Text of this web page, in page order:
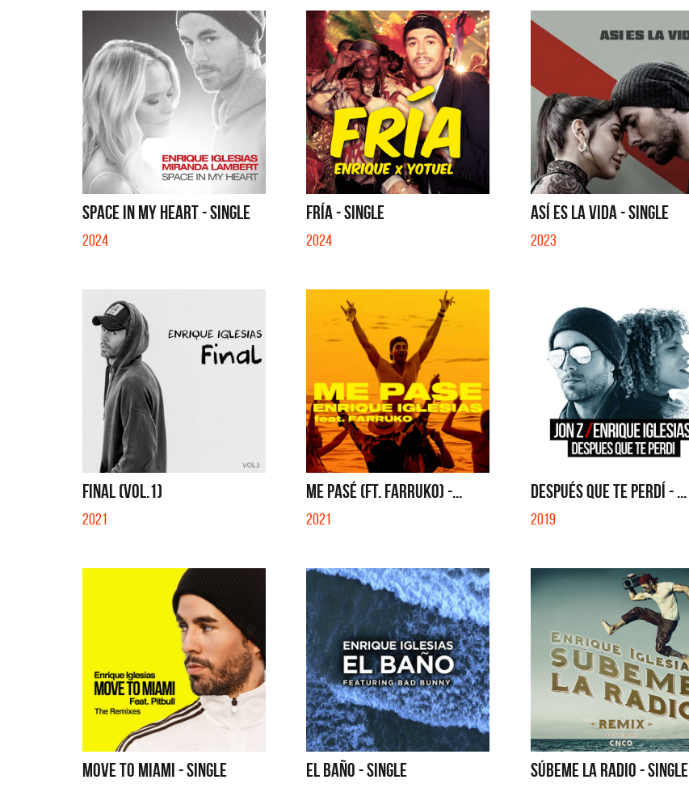
SPACE IN MY HEART - SINGLE
2024
FRÍA - SINGLE
2024
ASÍ ES LA VIDA - SINGLE
2023
FINAL (VOL.1)
2021
ME PASÉ (FT. FARRUKO) -...
2021
DESPUÉS QUE TE PERDÍ - ...
2019
MOVE TO MIAMI - SINGLE EL BAÑO - SINGLE SÚBEME LA RADIO - SINGLE
La Muela y Sus Amigos
QUE NO SE MUELA LA MUELA - SINGLE
La Joaqui
TE VI - SINGLE
Migrantes
SI NO ES CON VOS - SINGLE